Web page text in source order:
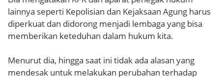
lainnya seperti Kepolisian dan Kejaksaan Agung harus
diperkuat dan didorong menjadi lembaga yang bisa
memberikan keteduhan dalam hukum kita.
Menurut dia, hingga saat ini tidak ada alasan yang
mendesak untuk melakukan perubahan terhadap